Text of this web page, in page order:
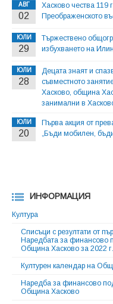
АВГ
02
Хасково чества 119
Преображенското
ЮЛИ
29
Тържествено
избухването на
ЮЛИ
28
Децата знаят и
съвместното
Хасково, община
занимални в
ЮЛИ
20
Първа акция от
„Бъди мобилен,
ИНФОРМАЦИЯ
Култура
Списъци с резултати от
Наредбата за финансово
Община Хасково за 2022 г.
Културен календар на
Наредба за финансово
Община Хасково